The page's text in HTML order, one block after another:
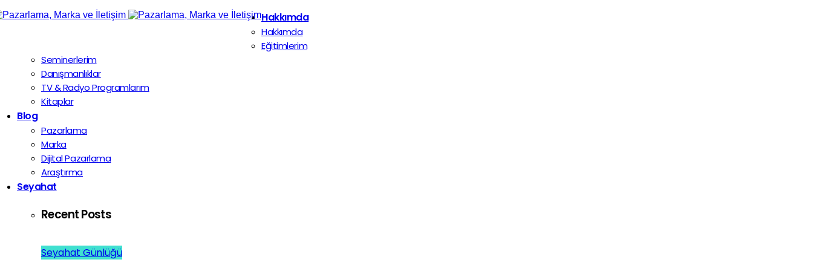
Hakkımda
Hakkımda
Eğitimlerim
Seminerlerim
Danışmanlıklar
TV & Radyo Programlarım
Kitaplar
Blog
Pazarlama
Marka
Dijital Pazarlama
Araştırma
Seyahat
Recent Posts
Seyahat Günlüğü